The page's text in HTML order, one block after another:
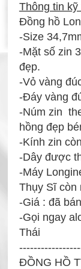
Thông tin
Đồng hồ
-Size
-Mặt số zin
đẹp.
-Vỏ vàng
-Đáy vàng
-Núm zin
hồng đẹp
-Kính zin
-Dây được
-Máy
Thụy Sĩ còn
-Giá : đã bán
-Gọi ngay
Thái
ĐỒNG HỒ